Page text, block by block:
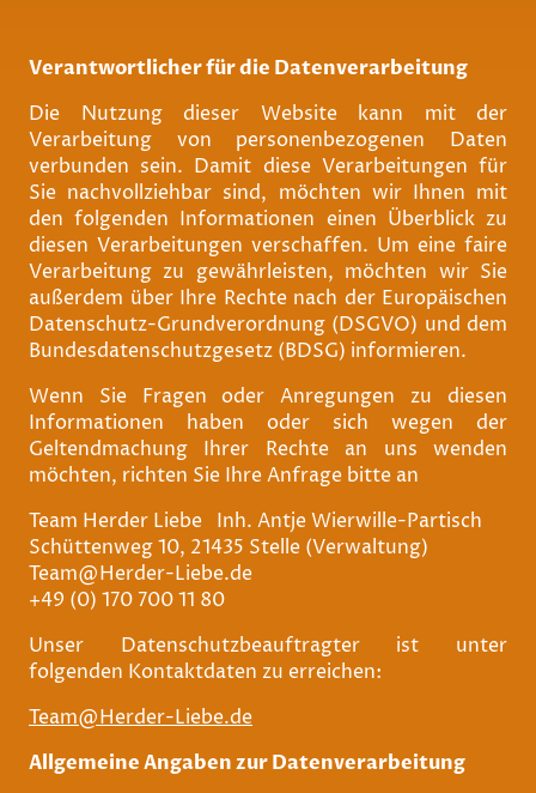
Verantwortlicher für die Datenverarbeitung
Die Nutzung dieser Website kann mit der
Verarbeitung von personenbezogenen Daten
verbunden sein. Damit diese Verarbeitungen für
Sie nachvollziehbar sind, möchten wir Ihnen mit
den folgenden Informationen einen Überblick zu
diesen Verarbeitungen verschaffen. Um eine faire
Verarbeitung zu gewährleisten, möchten wir Sie
außerdem über Ihre Rechte nach der Europäischen
Datenschutz-Grundverordnung (DSGVO) und dem
Bundesdatenschutzgesetz (BDSG) informieren.
Wenn Sie Fragen oder Anregungen zu diesen
Informationen haben oder sich wegen der
Geltendmachung Ihrer Rechte an uns wenden
möchten, richten Sie Ihre Anfrage bitte an
Team Herder Liebe Inh. Antje Wierwille-Partisch
Schüttenweg 10, 21435 Stelle (Verwaltung)
Team@Herder-Liebe.de
+49 (0) 170 700 11 80
Unser Datenschutzbeauftragter ist unter
folgenden Kontaktdaten zu erreichen:
Team@Herder-Liebe.de
Allgemeine Angaben zur Datenverarbeitung